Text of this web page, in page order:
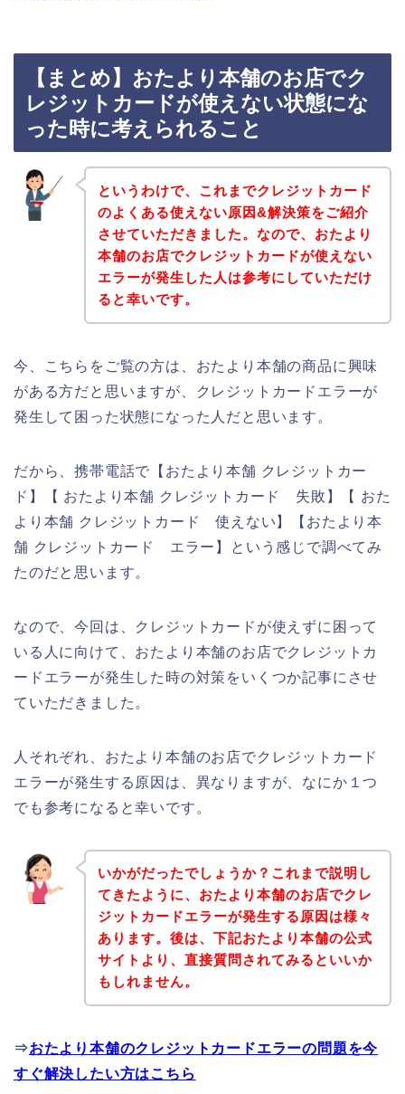
【まとめ】おたより本舗のお店でク
レジットカードが使えない状態にな
った時に考えられること
というわけで、これまでクレジットカード
のよくある使えない原因&解決策をご紹介
させていただきました。なので、おたより
本舗のお店でクレジットカードが使えない
エラーが発生した人は参考にしていただけ
ると幸いです。
今、こちらをご覧の方は、おたより本舗の商品に興味
がある方だと思いますが、クレジットカードエラーが
発生して困った状態になった人だと思います。
だから、携帯電話で【おたより本舗 クレジットカー
ド】【 おたより本舗 クレジットカード 失敗】【 おた
より本舗 クレジットカード 使えない】【おたより本
舗 クレジットカード エラー】という感じで調べてみ
たのだと思います。
なので、今回は、クレジットカードが使えずに困って
いる人に向けて、おたより本舗のお店でクレジットカ
ードエラーが発生した時の対策をいくつか記事にさせ
ていただきました。
人それぞれ、おたより本舗のお店でクレジットカード
エラーが発生する原因は、異なりますが、なにか１つ
でも参考になると幸いです。
いかがだったでしょうか？これまで説明し
てきたように、おたより本舗のお店でクレ
ジットカードエラーが発生する原因は様々
あります。後は、下記おたより本舗の公式
サイトより、直接質問されてみるといいか
もしれません。
⇒おたより本舗のクレジットカードエラーの問題を今
すぐ解決したい方はこちら